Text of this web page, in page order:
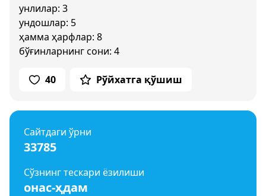
унлилар: 3
ундошлар: 5
ҳамма ҳарфлар: 8
бўғинларнинг сони: 4
40 Рўйхатга қўшиш
Сайтдаги ўрни
33785
Сўзнинг тескари ёзилиши
онас-ҳдам